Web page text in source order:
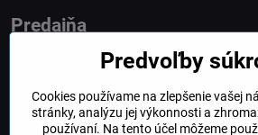
Predajňa
Slovakia
Predvoľby
Cookies používame na zlepšenie vašej
stránky, analýzu jej výkonnosti a
používaní. Na tento účel môžeme